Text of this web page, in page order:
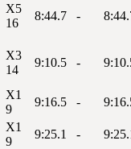
X5
16
8:44.7 -
X3
14
9:10.5 -
X1
9
9:16.5 -
X1
9
9:25.1 -